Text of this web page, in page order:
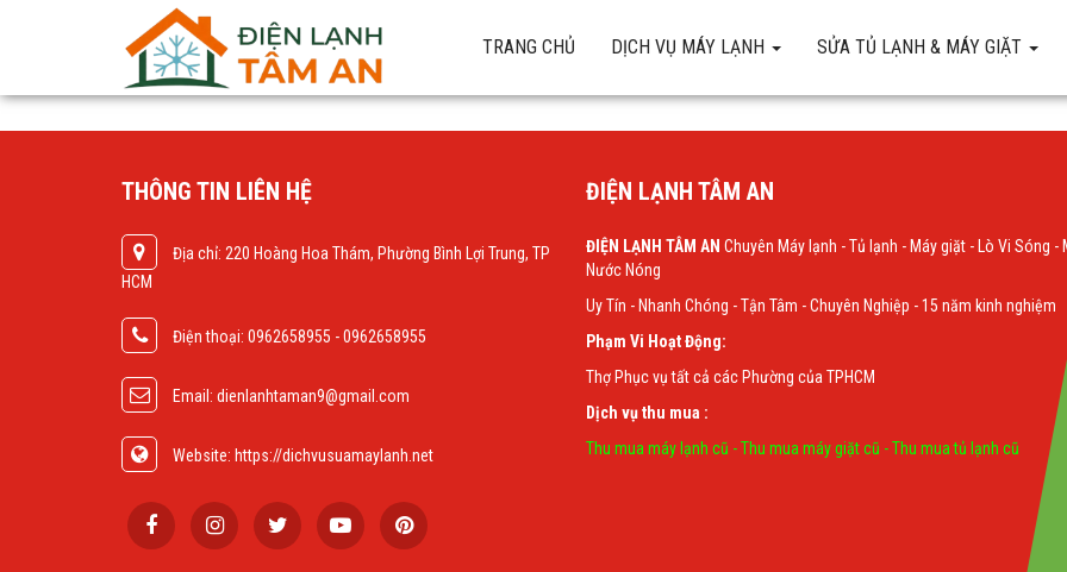
TRANG CHỦ DỊCH VỤ MÁY LẠNH SỬA TỦ LẠNH & MÁY GIẶT
THÔNG TIN LIÊN HỆ
Địa chỉ: 220 Hoàng Hoa Thám, Phường Bình Lợi Trung, TP
HCM
Điện thoại: 0962658955 - 0962658955
Email: dienlanhtaman9@gmail.com
Website: https://dichvusuamaylanh.net
ĐIỆN LẠNH TÂM AN
ĐIỆN LẠNH TÂM AN Chuyên Máy lạnh - Tủ lạnh - Máy giặt - Lò Vi Sóng -
Nước Nóng
Uy Tín - Nhanh Chóng - Tận Tâm - Chuyên Nghiệp - 15 năm kinh nghiệm
Phạm Vi Hoạt Động:
Thợ Phục vụ tất cả các Phường của TPHCM
Dịch vụ thu mua :
Thu mua máy lạnh cũ -Thu mua máy giặt cũ -Thu mua tủ lạnh cũ